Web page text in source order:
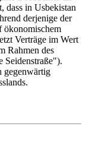
dass in Usbekistan
derjenige der
ökonomischem
Verträge im Wert
Rahmen des
gegenwärtig